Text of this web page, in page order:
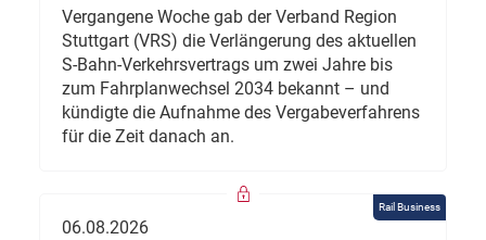
Vergangene Woche gab der Verband Region
Stuttgart (VRS) die Verlängerung des aktuellen
S-Bahn-Verkehrsvertrags um zwei Jahre bis
zum Fahrplanwechsel 2034 bekannt – und
kündigte die Aufnahme des Vergabeverfahrens
für die Zeit danach an.
Rail Business
06.08.2026